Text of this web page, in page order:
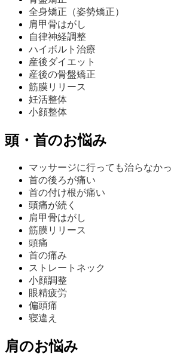
全身矯正（姿勢矯正）
肩甲骨はがし
自律神経調整
ハイボルト治療
産後ダイエット
産後の骨盤矯正
筋膜リリース
妊活整体
小顔整体
頭・首のお悩み
マッサージに行っても治らなか
首の後ろが痛い
首の付け根が痛い
頭痛が続く
肩甲骨はがし
筋膜リリース
頭痛
首の痛み
ストレートネック
小顔調整
眼精疲労
偏頭痛
寝違え
肩のお悩み